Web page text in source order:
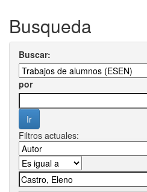
Busqueda
Buscar:
por
Filtros actuales: